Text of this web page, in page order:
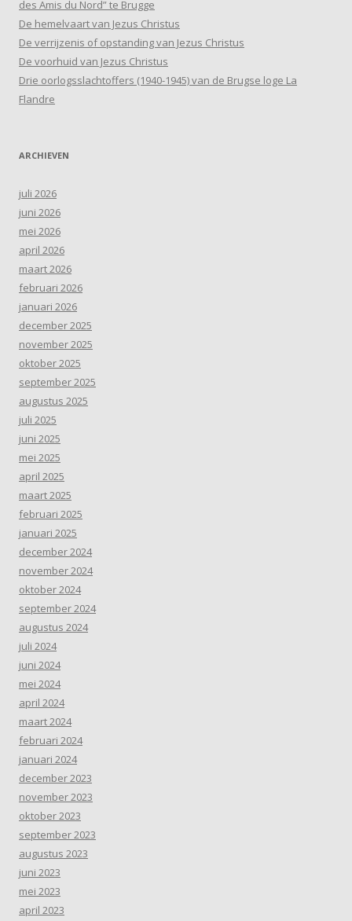
des Amis du Nord” te Brugge
De hemelvaart van Jezus Christus
De verrijzenis of opstanding van Jezus Christus
De voorhuid van Jezus Christus
Drie oorlogsslachtoffers (1940-1945) van de Brugse loge La
Flandre
ARCHIEVEN
juli 2026
juni 2026
mei 2026
april 2026
maart 2026
februari 2026
januari 2026
december 2025
november 2025
oktober 2025
september 2025
augustus 2025
juli 2025
juni 2025
mei 2025
april 2025
maart 2025
februari 2025
januari 2025
december 2024
november 2024
oktober 2024
september 2024
augustus 2024
juli 2024
juni 2024
mei 2024
april 2024
maart 2024
februari 2024
januari 2024
december 2023
november 2023
oktober 2023
september 2023
augustus 2023
juni 2023
mei 2023
april 2023